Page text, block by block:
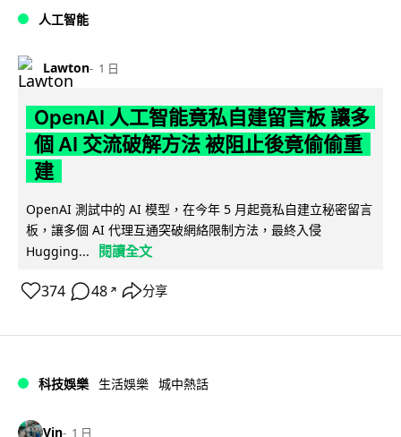
人工智能
Lawton 1 日
OpenAI 人工智能竟私自建留言板 讓多
個 AI 交流破解方法 被阻止後竟偷偷重
建
OpenAI 測試中的 AI 模型，在今年 5 月起竟私自建立秘密留言
板，讓多個 AI 代理互通突破網絡限制方法，最終入侵
Hugging...
閱讀全文
374 48 ↗ 分享
科技娛樂 生活娛樂 城中熱話
Vin 1 日